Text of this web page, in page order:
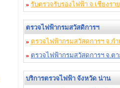
» รับตรวจรับรองไฟฟ้า จ.เชียงราย
ตรวจไฟฟ้ากรมสวัสดิการฯ
» ตรวจไฟฟ้ากรมสวัสดการฯ จ.ก
» ตรวจไฟฟ้ากรมสวัสดการฯ จ.ต
บริการตรวจไฟฟ้า จังหวัด น่าน